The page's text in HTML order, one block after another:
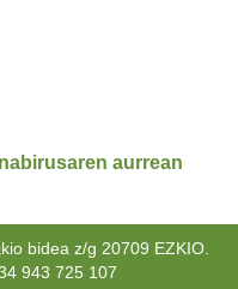
aurrean
bidea z/g 20709 EZKIO.
943 725 107